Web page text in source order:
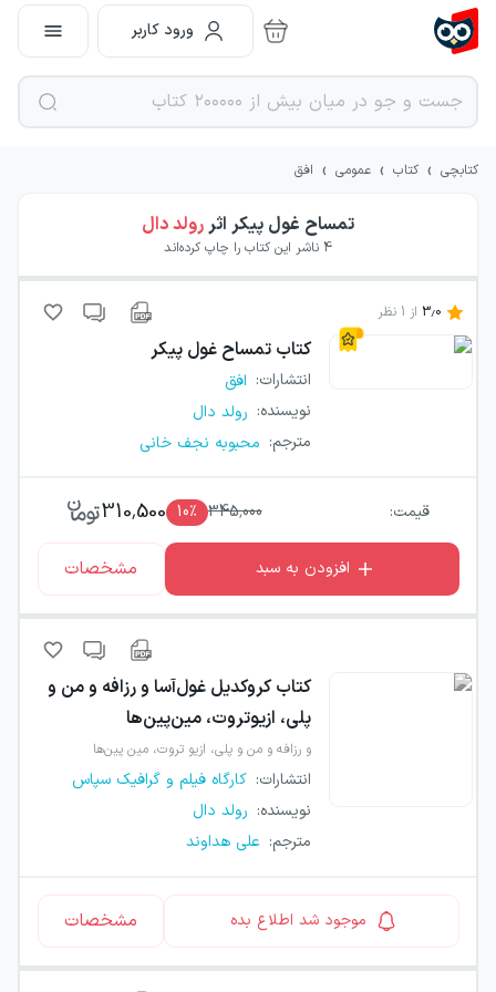
ورود کاربر
کتابچی › کتاب › عمومی › افق
تمساح غول پیکر اثررولد دال
4 ناشر این کتاب را چاپ کرده‌اند
3.0 از 1 نظر
کتاب تمساح غول پیکر
انتشارات: افق
نویسنده: رولد دال
مترجم: محبوبه نجف خانی
قیمت: 345,000
10٪ 310,500
افزودن به سبد مشخصات
کتاب کروکدیل غول‌آسا و رزافه و من و
پلی، ازیوتروت، مین‌پین‌ها
و رزافه و من و پلی، ازیو تروت، مین پین‌ها
انتشارات: کارگاه فیلم و گرافیک سپاس
نویسنده: رولد دال
مترجم: علی هداوند
موجود شد اطلاع بده مشخصات